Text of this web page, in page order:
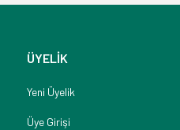
ÜYELİK
Yeni Üyelik
Üye Girişi